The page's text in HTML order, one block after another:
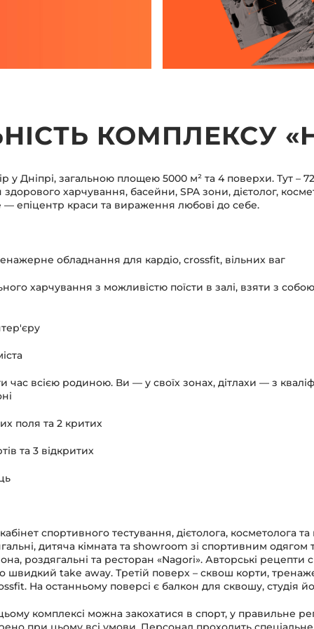
КОМПЛЕКСУ
у Дніпрі, загальною площею 5000 м² та 4 поверхи. Тут –
харчування, басейни, SPA зони, дієтолог,
— епіцентр краси та вираження любові до себе.
обладнання для кардіо, crossfit, вільних ваг
харчування з можливістю поїсти в залі, взяти з
час всією родиною. Ви — у своїх зонах, дітлахи — з
поля та 2 критих
та 3 відкритих
спортивного тестування, дієтолога, косметолога та
дитяча кімната та showroom зі спортивним одягом
роздягальні та ресторан «Nagori». Авторські рецепти
швидкий take away. Третій поверх – сквош корти,
На останньому поверсі є балкон для сквошу, студія
комплексі можна закохатися в спорт, у правильне